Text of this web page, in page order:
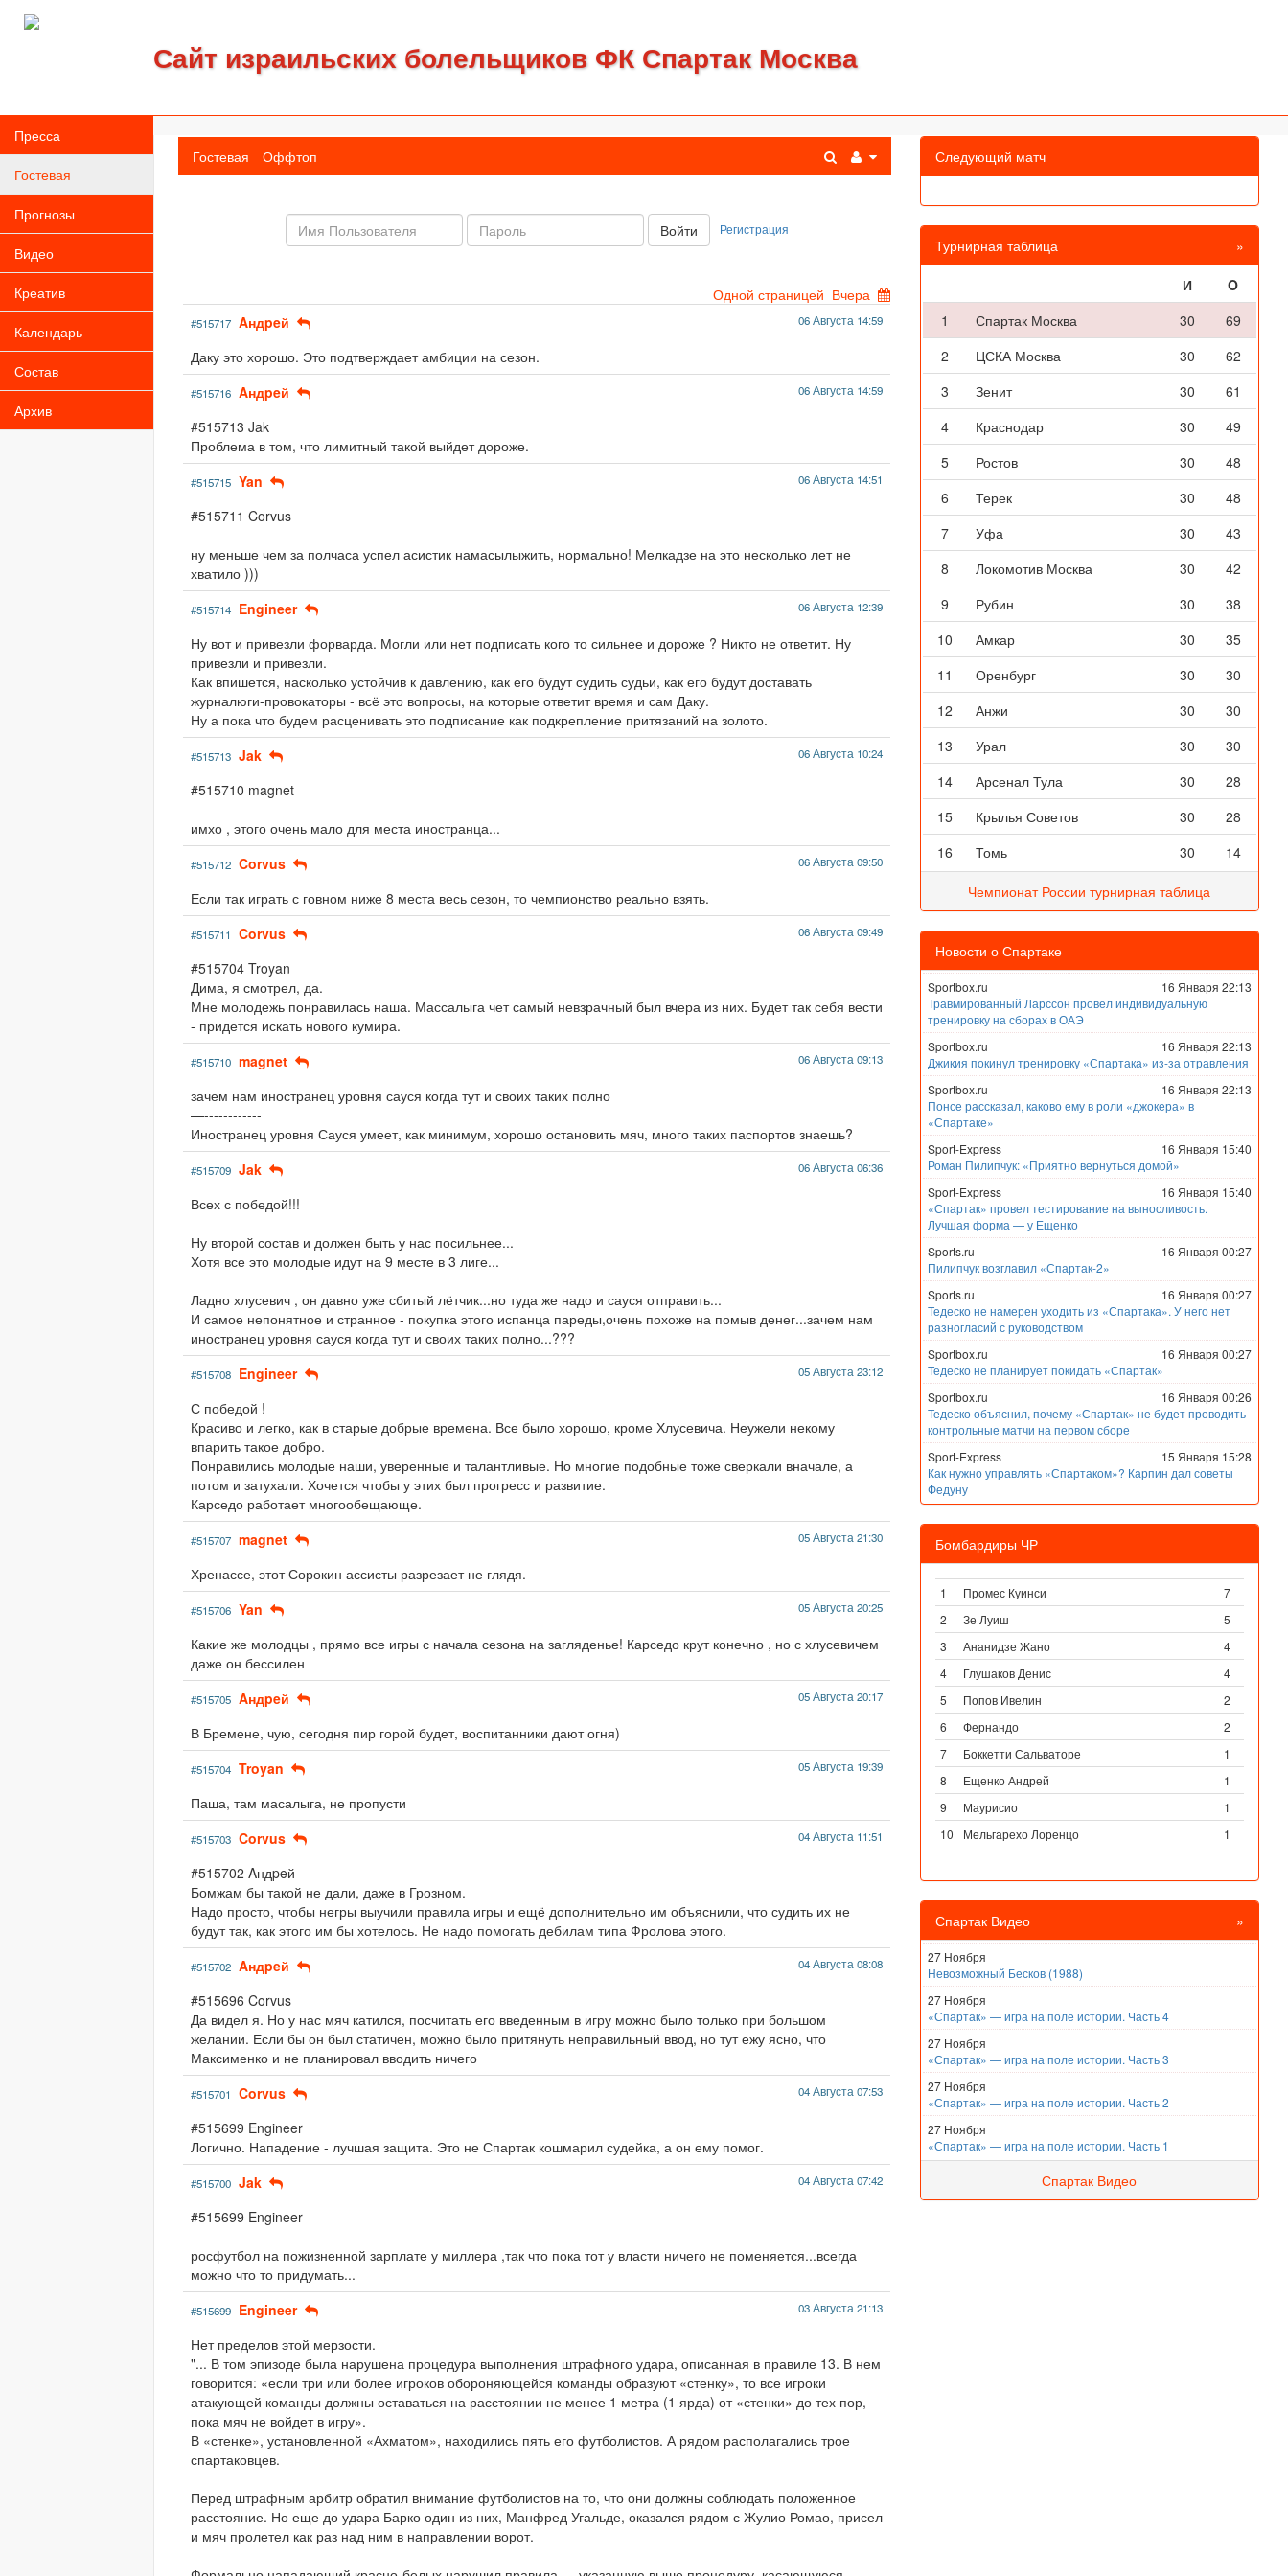
Сайт израильских болельщиков ФК Спартак Москва
Пресса
Гостевая
Прогнозы
Видео
Креатив
Календарь
Состав
Архив
Гостевая Оффтоп
Имя
пользователя
Пароль: Войти Регистрация
Одной страницей Вчера
#515717 Aндpeй 06 Августа 14:59
Даку это хорошо. Это подтверждает амбиции на сезон.
#515716 Aндpeй 06 Августа 14:59
#515713 Jak
Проблема в том, что лимитный такой выйдет дороже.
#515715 Yan 06 Августа 14:51
#515711 Corvus
ну меньше чем за полчаса успел асистик намасылыжить, нормально! Мелкадзе на это несколько лет не
хватило )))
#515714 Engineer 06 Августа 12:39
Ну вот и привезли форварда. Могли или нет подписать кого то сильнее и дороже ? Никто не ответит. Ну
привезли и привезли.
Как впишется, насколько устойчив к давлению, как его будут судить судьи, как его будут доставать
журналюги-провокаторы - всё это вопросы, на которые ответит время и сам Даку.
Ну а пока что будем расценивать это подписание как подкрепление притязаний на золото.
#515713 Jak 06 Августа 10:24
#515710 magnet
имхо , этого очень мало для места иностранца...
#515712 Corvus 06 Августа 09:50
Если так играть с говном ниже 8 места весь сезон, то чемпионство реально взять.
#515711 Corvus 06 Августа 09:49
#515704 Troyan
Дима, я смотрел, да.
Мне молодежь понравилась наша. Массалыга чет самый невзрачный был вчера из них. Будет так себя вести
- придется искать нового кумира.
#515710 magnet 06 Августа 09:13
зачем нам иностранец уровня сауся когда тут и своих таких полно
—------------
Иностранец уровня Сауся умеет, как минимум, хорошо остановить мяч, много таких паспортов знаешь?
#515709 Jak 06 Августа 06:36
Всех с победой!!!
Ну второй состав и должен быть у нас посильнее...
Хотя все это молодые идут на 9 месте в 3 лиге...
Ладно хлусевич , он давно уже сбитый лётчик...но туда же надо и сауся отправить...
И самое непонятное и странное - покупка этого испанца пареды,очень похоже на помыв денег...зачем нам
иностранец уровня сауся когда тут и своих таких полно...???
#515708 Engineer 05 Августа 23:12
С победой !
Красиво и легко, как в старые добрые времена. Все было хорошо, кроме Хлусевича. Неужели некому
впарить такое добро.
Понравились молодые наши, уверенные и талантливые. Но многие подобные тоже сверкали вначале, а
потом и затухали. Хочется чтобы у этих был прогресс и развитие.
Карседо работает многообещающе.
#515707 magnet 05 Августа 21:30
Хренассе, этот Сорокин ассисты разрезает не глядя.
#515706 Yan 05 Августа 20:25
Какие же молодцы , прямо все игры с начала сезона на загляденье! Карседо крут конечно , но с хлусевичем
даже он бессилен
#515705 Aндpeй 05 Августа 20:17
В Бремене, чую, сегодня пир горой будет, воспитанники дают огня)
#515704 Troyan 05 Августа 19:39
Паша, там масалыга, не пропусти
#515703 Corvus 04 Августа 11:51
#515702 Aндpeй
Бомжам бы такой не дали, даже в Грозном.
Надо просто, чтобы негры выучили правила игры и ещё дополнительно им объяснили, что судить их не
будут так, как этого им бы хотелось. Не надо помогать дебилам типа Фролова этого.
#515702 Aндpeй 04 Августа 08:08
#515696 Corvus
Да видел я. Но у нас мяч катился, посчитать его введенным в игру можно было только при большом
желании. Если бы он был статичен, можно было притянуть неправильный ввод, но тут ежу ясно, что
Максименко и не планировал вводить ничего
#515701 Corvus 04 Августа 07:53
#515699 Engineer
Логично. Нападение - лучшая защита. Это не Спартак кошмарил судейка, а он ему помог.
#515700 Jak 04 Августа 07:42
#515699 Engineer
росфутбол на пожизненной зарплате у миллера ,так что пока тот у власти ничего не поменяется...всегда
можно что то придумать...
#515699 Engineer 03 Августа 21:13
Нет пределов этой мерзости.
"... В том эпизоде была нарушена процедура выполнения штрафного удара, описанная в правиле 13. В нем
говорится: «если три или более игроков обороняющейся команды образуют «стенку», то все игроки
атакующей команды должны оставаться на расстоянии не менее 1 метра (1 ярда) от «стенки» до тех пор,
пока мяч не войдет в игру».
В «стенке», установленной «Ахматом», находились пять его футболистов. А рядом располагались трое
спартаковцев.
Перед штрафным арбитр обратил внимание футболистов на то, что они должны соблюдать положенное
расстояние. Но еще до удара Барко один из них, Манфред Угальде, оказался рядом с Жулио Ромао, присел
и мяч пролетел как раз над ним в направлении ворот.
Следующий матч
Турнирная таблица »
И
O
1
Спартак Москва 30
69
2
ЦСКА Москва 30
62
3
Зенит 30
61
4
Краснодар 30
49
5
Ростов 30
48
6
Терек 30
48
7
Уфа 30
43
8
Локомотив Москва 30
42
9
Рубин 30
38
10
Амкар 30
35
11
Оренбург 30
30
12
Анжи 30
30
13
Урал 30
30
14
Арсенал Тула 30
28
15
Крылья Советов 30
28
16
Томь 30 14
Чемпионат России турнирная таблица
Новости о Спартаке
Sportbox.ru
16 Января 22:13
Травмированный Ларссон провел индивидуальную
тренировку на сборах в ОАЭ
Sportbox.ru
16 Января 22:13
Джикия покинул тренировку «Спартака» из-за отравления
Sportbox.ru
16 Января 22:13
Понсе рассказал, каково ему в роли «джокера» в
«Спартаке»
Sport-Express
16 Января 15:40
Роман Пилипчук: «Приятно вернуться домой»
Sport-Express
16 Января 15:40
«Спартак» провел тестирование на выносливость.
Лучшая форма — у Ещенко
Sports.ru
16 Января 00:27
Пилипчук возглавил «Спартак-2»
Sports.ru
16 Января 00:27
Тедеско не намерен уходить из «Спартака». У него нет
разногласий с руководством
Sportbox.ru
16 Января 00:27
Тедеско не планирует покидать «Спартак»
Sportbox.ru
16 Января 00:26
Тедеско объяснил, почему «Спартак» не будет проводить
контрольные матчи на первом сборе
Sport-Express
15 Января 15:28
Как нужно управлять «Спартаком»? Карпин дал советы
Федуну
Бомбардиры ЧР
1 Промес Куинси
7
2
Зе Луиш
5
3
Ананидзе Жано
4
4
Глушаков Денис
4
5
Попов Ивелин
2
6
Фернандо
2
7
Боккетти Сальваторе
1
8
Ещенко Андрей
1
9
Маурисио
1
10
Мельгарехо Лоренцо 1
Спартак Видео »
27 Ноября
Невозможный Бесков (1988)
27 Ноября
«Спартак» — игра на поле истории. Часть 4
27 Ноября
«Спартак» — игра на поле истории. Часть 3
27 Ноября
«Спартак» — игра на поле истории. Часть 2
27 Ноября
«Спартак» — игра на поле истории. Часть 1
Спартак Видео